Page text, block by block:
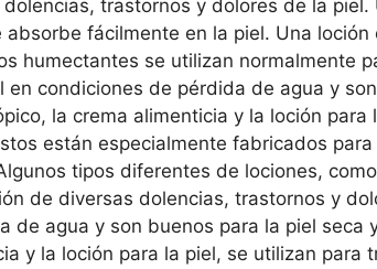
trastornos y dolores de la
fácilmente en la piel. Una
humectantes se utilizan normalmente
condiciones de pérdida de agua y
la crema alimenticia y la loción
están especialmente fabricados
tipos diferentes de lociones,
de diversas dolencias, trastornos y
de agua y son buenos para la piel
y la loción para la piel, se utilizan